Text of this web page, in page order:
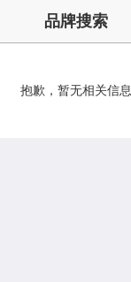
品牌搜索
抱歉，暂无相关信息